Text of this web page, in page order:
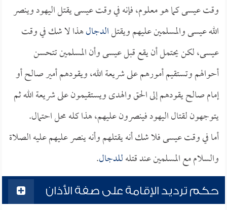
وقت عيسى كما هو معلوم، فإنه في وقت عيسى يقتل اليهود وينصر
الله عيسى والمسلمين عليهم ويقتلالدجالهذا لا شك في وقت
عيسى، لكن يحتمل أن يقع قبل عيسى وأن المسلمين تتحسن
أحوالهم وتستقيم أمورهم على شريعة الله، ويقودهم أمير صالح أو
إمام صالح يقودهم إلى الحق والهدى ويستقيمون على شريعة الله ثم
يتوجهون لقتال اليهود فينصرون عليهم، هذا كله محل احتمال.
أما في وقت عيسى فلا شك أنه يقتلهم وأنه ينصر عليهم عليه الصلاة
والسلام مع المسلمين عند قتلهللدجال.
حكم ترديد الإقامة على صفة الأذان